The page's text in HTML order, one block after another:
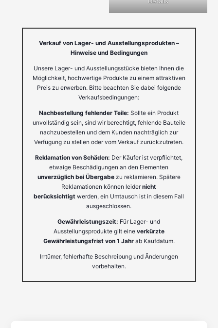
Verkauf von Lager- und Ausstellungsprodukten –
Hinweise und Bedingungen
Unsere Lager- und Ausstellungsstücke bieten Ihnen die
Möglichkeit, hochwertige Produkte zu einem attraktiven
Preis zu erwerben. Bitte beachten Sie dabei folgende
Verkaufsbedingungen:
Nachbestellung fehlender Teile: Sollte ein Produkt
unvollständig sein, sind wir berechtigt, fehlende Bauteile
nachzubestellen und dem Kunden nachträglich zur
Verfügung zu stellen oder vom Verkauf zurückzutreten.
Reklamation von Schäden: Der Käufer ist verpflichtet,
etwaige Beschädigungen an den Elementen
unverzüglich bei Übergabezu reklamieren. Spätere
Reklamationen können leidernicht
berücksichtigt werden, ein Umtausch ist in diesem Fall
ausgeschlossen.
Gewährleistungszeit: Für Lager- und
Ausstellungsprodukte gilt eine verkürzte
Gewährleistungsfrist von 1 Jahrab Kaufdatum.
Irrtümer, fehlerhafte Beschreibung und Änderungen
vorbehalten.